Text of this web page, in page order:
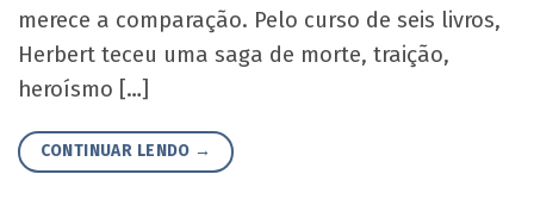
merece a comparação. Pelo curso de seis livros,
Herbert teceu uma saga de morte, traição,
heroísmo […]
CONTINUAR LENDO →